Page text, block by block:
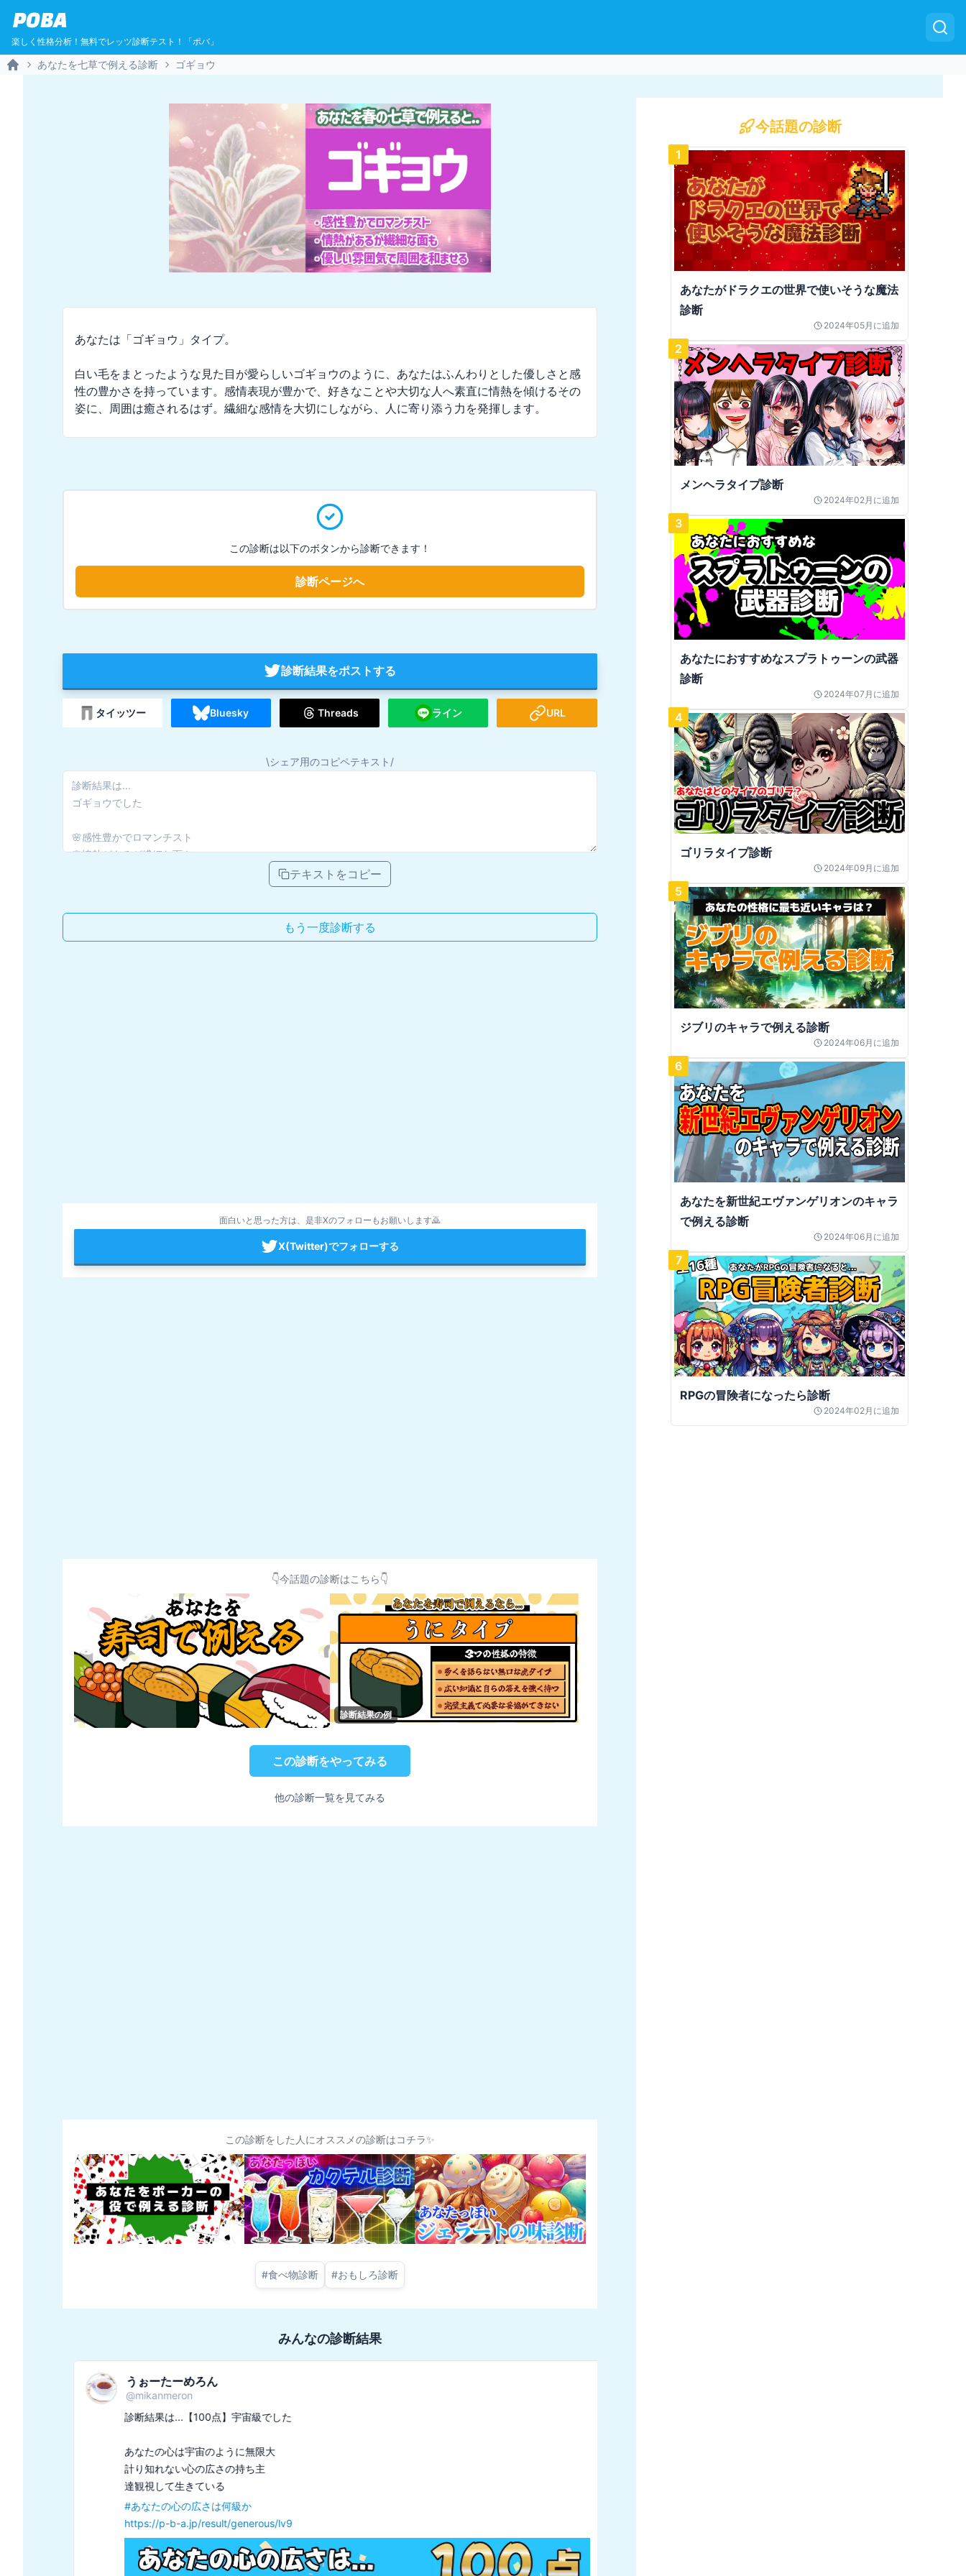
POBA
楽しく性格分析！無料でレッツ診断テスト！「ポバ」
あなたを七草で例える診断 ゴギョウ
あなたは「ゴギョウ」タイプ。
白い毛をまとったような見た目が愛らしいゴギョウのように、あなたはふんわりとした優しさと感
性の豊かさを持っています。感情表現が豊かで、好きなことや大切な人へ素直に情熱を傾けるその
姿に、周囲は癒されるはず。繊細な感情を大切にしながら、人に寄り添う力を発揮します。
この診断は以下のボタンから診断できます！
診断ページへ
診断結果をポストする
タイッツー Bluesky Threads ライン URL
\シェア用のコピペテキスト/
テキストをコピー
もう一度診断する
面白いと思った方は、是非Xのフォローもお願いします🙇
X(Twitter)でフォローする
👇今話題の診断はこちら👇
診断結果の例
この診断をやってみる
他の診断一覧を見てみる
この診断をした人にオススメの診断はコチラ✨
#食べ物診断 #おもしろ診断
みんなの診断結果
うぉーたーめろん
@mikanmeron
診断結果は...【100点】宇宙級でした
あなたの心は宇宙のように無限大
計り知れない心の広さの持ち主
達観視して生きている
あなたの心の広さは何級か
https://p-b-a.jp/result/generous/lv9
今話題の診断
1
あなたがドラクエの世界で使いそうな魔法
診断
2024年05月 に追加
2
メンヘラタイプ診断
2024年02月 に追加
3
あなたにおすすめなスプラトゥーンの武器
診断
2024年07月 に追加
4
ゴリラタイプ診断
2024年09月 に追加
5
ジブリのキャラで例える診断
2024年06月 に追加
6
あなたを新世紀エヴァンゲリオンのキャラ
で例える診断
2024年06月 に追加
7
RPGの冒険者になったら診断
2024年02月 に追加